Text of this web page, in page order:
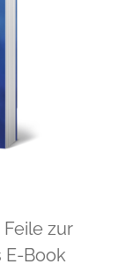
zur
Book